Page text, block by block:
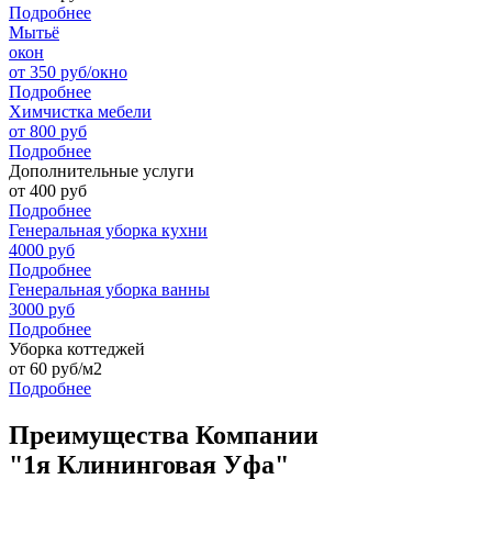
Подробнее
Мытьё
окон
от 350 руб/окно
Подробнее
Химчистка мебели
от 800 руб
Подробнее
Дополнительные услуги
от 400 руб
Подробнее
Генеральная уборка кухни
4000 руб
Подробнее
Генеральная уборка ванны
3000 руб
Подробнее
Уборка коттеджей
от 60 руб/м2
Подробнее
Преимущества Компании
"1я Клининговая Уфа"